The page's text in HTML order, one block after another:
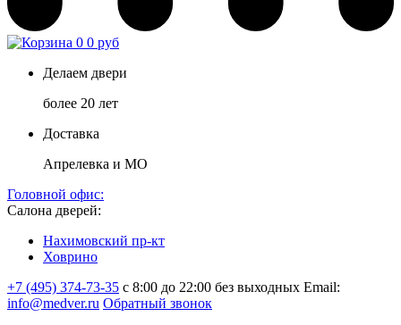
0 0 руб
Делаем двери
более 20 лет
Доставка
Апрелевка и МО
Головной офис:
Салона дверей:
Нахимовский пр-кт
Ховрино
+7 (495) 374-73-35 с 8:00 до 22:00 без выходных Email:
info@medver.ru Обратный звонок